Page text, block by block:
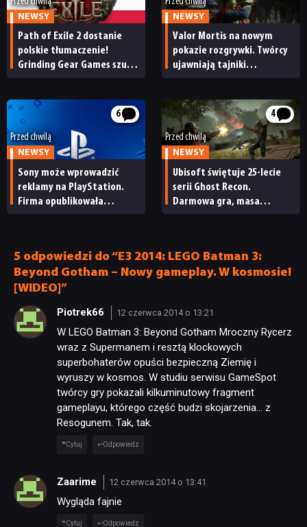
RETRO
TECHNOLOGIE
DYSKUSJE
JUŻ GRALIŚMY
SKLEP
NEWSY
Path of Exile 2 dostanie
polskie tłumaczenie!
Grinding Gear Games szuka
NEWSY
Valor Mortis na nowym
pokazie rozgrywki. Twórcy
ujawniają tajniki
6
Przed chwilą
NEWSY
Sony może wprowadzić
reklamy na PlayStation.
Firma opublikowała
4
Przed chwilą
NEWSY
Ubisoft świętuje 25-lecie
serii Ghost Recon.
Darmowa gra, masa
5 odpowiedzi do “E3 2014: LEGO Batman 3:
Beyond Gotham – Nowy gameplay. W kosmosie!
[WIDEO]”
Piotrek66 12 czerwca 2014 o 13:21
W LEGO Batman 3: Beyond Gotham Mroczny Rycerz
wraz z Supermanem i resztą klockowych
superbohaterów opuści bezpieczną Ziemię i
wyruszy w kosmos. W studiu serwisu GameSpot
twórcy gry pokazali kilkuminutowy fragment
gameplayu, którego część budzi skojarzenia… z
Resogunem. Tak, tak.
Cytuj Odpowiedz
Zaarime 12 czerwca 2014 o 13:41
Wygląda fajnie
Cytuj Odpowiedz